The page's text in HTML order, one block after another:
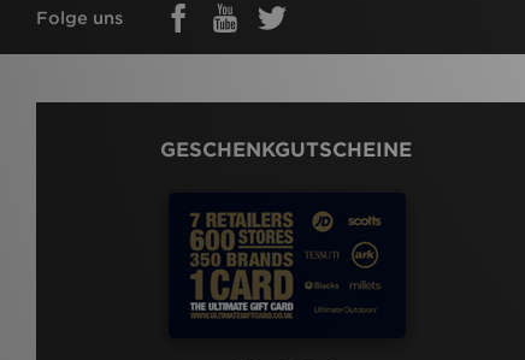
Folge uns
GESCHENKGUTSCHEINE